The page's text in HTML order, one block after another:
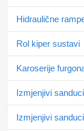
Hidraulične
Rol kiper sustavi
Karoserije
Izmjenjivi
Izmjenjivi